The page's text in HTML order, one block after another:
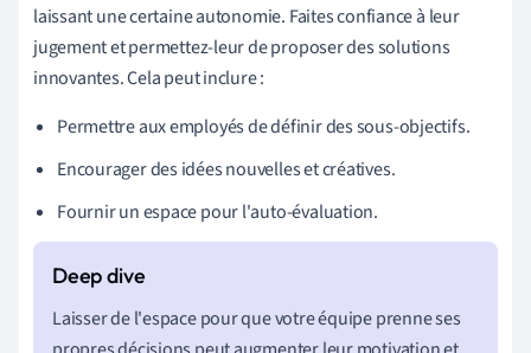
laissant une certaine autonomie. Faites confiance à leur
jugement et permettez-leur de proposer des solutions
innovantes. Cela peut inclure :
Permettre aux employés de définir des sous-objectifs.
Encourager des idées nouvelles et créatives.
Fournir un espace pour l'auto-évaluation.
Laisser de l'espace pour que votre équipe prenne ses